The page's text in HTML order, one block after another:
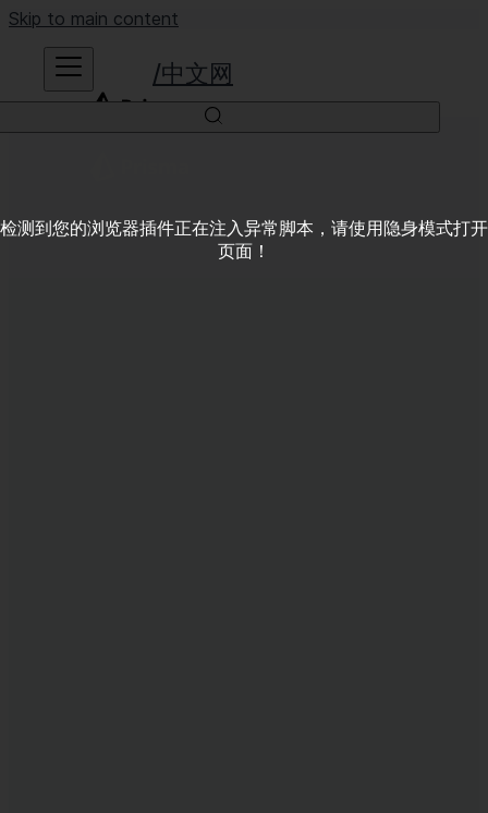
Skip to main content
中文网
检测到您的浏览器插件正在注入异常脚本，请使用隐身模式打开
页面！